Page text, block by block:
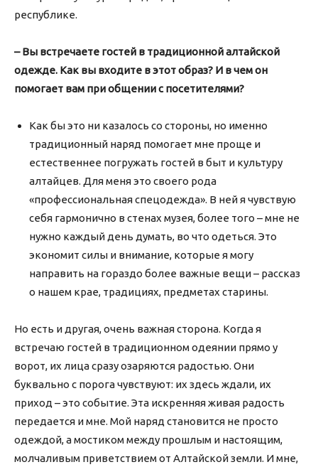
республике.
– Вы встречаете гостей в традиционной алтайской
одежде. Как вы входите в этот образ? И в чем он
помогает вам при общении с посетителями?
Как бы это ни казалось со стороны, но именно
традиционный наряд помогает мне проще и
естественнее погружать гостей в быт и культуру
алтайцев. Для меня это своего рода
«профессиональная спецодежда». В ней я чувствую
себя гармонично в стенах музея, более того – мне не
нужно каждый день думать, во что одеться. Это
экономит силы и внимание, которые я могу
направить на гораздо более важные вещи – рассказ
о нашем крае, традициях, предметах старины.
Но есть и другая, очень важная сторона. Когда я
встречаю гостей в традиционном одеянии прямо у
ворот, их лица сразу озаряются радостью. Они
буквально с порога чувствуют: их здесь ждали, их
приход – это событие. Эта искренняя живая радость
передается и мне. Мой наряд становится не просто
одеждой, а мостиком между прошлым и настоящим,
молчаливым приветствием от Алтайской земли. И мне,